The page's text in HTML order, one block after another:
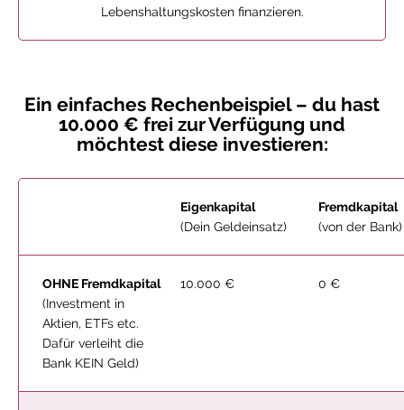
Lebenshaltungskosten finanzieren.
Ein einfaches Rechenbeispiel – du hast
10.000 € frei zur Verfügung und
möchtest diese investieren:
Eigenkapital
(Dein Geldeinsatz)
Fremdkapital
(von der Bank)
OHNE Fremdkapital
(Investment in
Aktien, ETFs etc.
Dafür verleiht die
Bank KEIN Geld)
10.000 € 0 €